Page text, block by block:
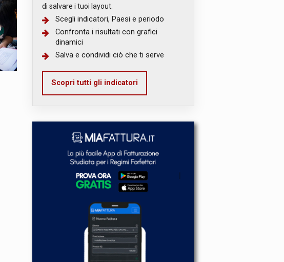
di salvare i tuoi layout.
Scegli indicatori, Paesi e periodo
Confronta i risultati con grafici
dinamici
Salva e condividi ciò che ti serve
Scopri tutti gli indicatori